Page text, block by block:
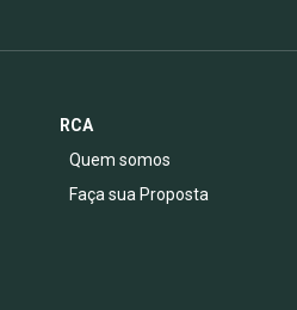
RCA
Quem somos
Faça sua Proposta